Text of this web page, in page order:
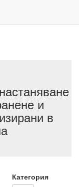
и
в
Категория